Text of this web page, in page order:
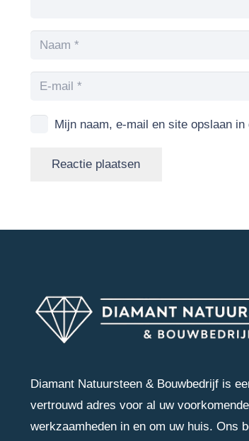
Mijn naam, e-mail en site opslaan
Reactie plaatsen
Diamant Natuursteen & Bouwbedrijf is
vertrouwd adres voor al uw voorkomende
werkzaamheden in en om uw huis. Ons